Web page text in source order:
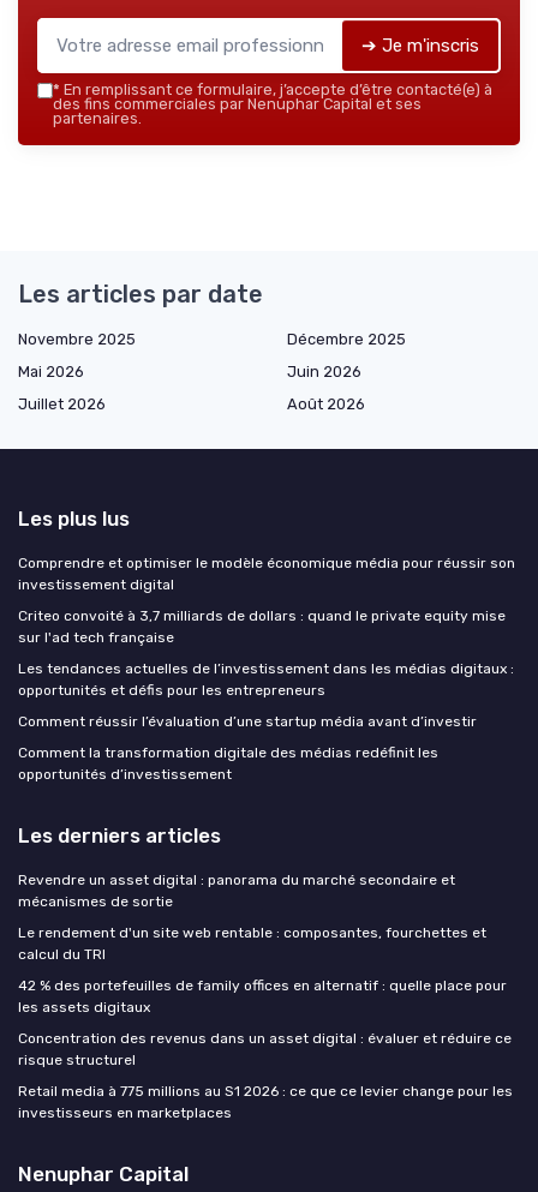
➔ Je m'inscris
* En remplissant ce formulaire, j’accepte d’être contacté(e) à
des fins commerciales par Nenuphar Capital et ses
partenaires.
Les articles par date
Novembre 2025
Décembre 2025
Mai 2026
Juin 2026
Juillet 2026
Août 2026
Les plus lus
Comprendre et optimiser le modèle économique média pour réussir son
investissement digital
Criteo convoité à 3,7 milliards de dollars : quand le private equity mise
sur l'ad tech française
Les tendances actuelles de l’investissement dans les médias digitaux :
opportunités et défis pour les entrepreneurs
Comment réussir l’évaluation d’une startup média avant d’investir
Comment la transformation digitale des médias redéfinit les
opportunités d’investissement
Les derniers articles
Revendre un asset digital : panorama du marché secondaire et
mécanismes de sortie
Le rendement d'un site web rentable : composantes, fourchettes et
calcul du TRI
42 % des portefeuilles de family offices en alternatif : quelle place pour
les assets digitaux
Concentration des revenus dans un asset digital : évaluer et réduire ce
risque structurel
Retail media à 775 millions au S1 2026 : ce que ce levier change pour les
investisseurs en marketplaces
Nenuphar Capital